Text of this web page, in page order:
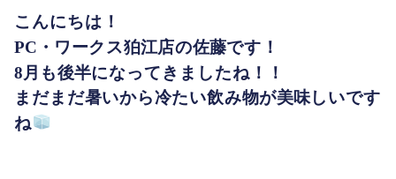
こんにちは！
PC・ワークス狛江店の佐藤です！
8月も後半になってきましたね！！
まだまだ暑いから冷たい飲み物が美味しいです
ね